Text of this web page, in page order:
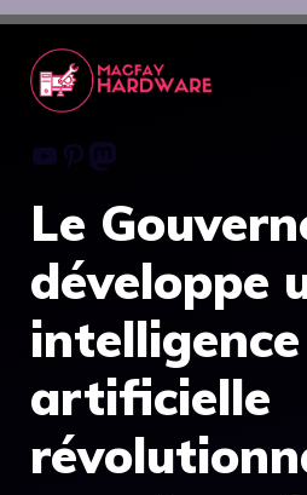
Aller
contenu
Youtube
Pinterest
Mastodon
Le
développe
intelligence
artificielle